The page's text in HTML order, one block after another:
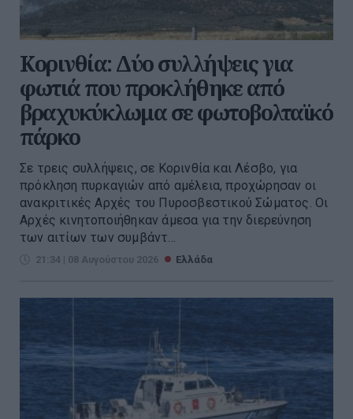
Κορινθία: Δύο συλλήψεις για
φωτιά που προκλήθηκε από
βραχυκύκλωμα σε φωτοβολταϊκό
πάρκο
Σε τρεις συλλήψεις, σε Κορινθία και Λέσβο, για
πρόκληση πυρκαγιών από αμέλεια, προχώρησαν οι
ανακριτικές Αρχές του Πυροσβεστικού Σώματος. Οι
Αρχές κινητοποιήθηκαν άμεσα για την διερεύνηση
των αιτίων των συμβάντ...
21:34 | 08 Αυγούστου 2026 Ελλάδα